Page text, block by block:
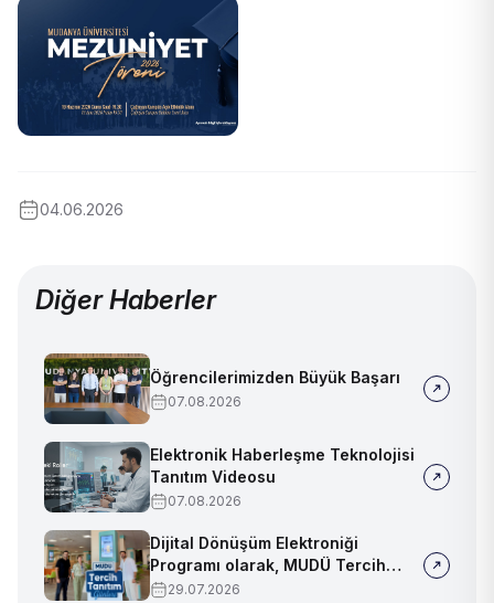
04.06.2026
Diğer Haberler
Öğrencilerimizden Büyük Başarı
07.08.2026
Elektronik Haberleşme Teknolojisi
Tanıtım Videosu
07.08.2026
Dijital Dönüşüm Elektroniği
Programı olarak, MUDÜ Tercih
Tanıtım Günleri'nde biz de
29.07.2026